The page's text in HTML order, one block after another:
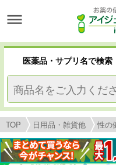
医薬品・サプリ名で検索
TOP 日用品・雑貨他 性の